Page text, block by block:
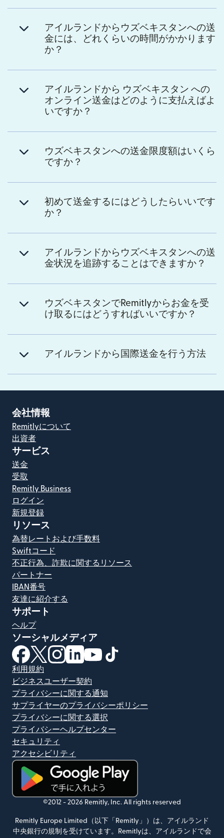
アイルランドからウズベキスタンへの送
金には、どれくらいの時間がかかります
か？
アイルランドから ウズベキスタン への
オンライン送金はどのように支払えばよ
いですか？
ウズベキスタンへの送金限度額はいくら
ですか？
初めて送金するにはどうしたらいいです
か？
アイルランドからウズベキスタンへの送
金状況を追跡することはできますか？
ウズベキスタンでRemitlyからお金を受
け取るにはどうすればいいですか？
アイルランドから国際送金を行う方法
会社情報
Remitlyについて
出資者
サービス
送金
受取
Remitly Business
ログイン
新規登録
リソース
為替レートおよび手数料
Swiftコード
不正行為、詐欺に関するリソース
パートナー
IBAN番号
友達に紹介する
サポート
ヘルプ
ソーシャルメディア
（別ウィンドウで開きます）
（別ウィンドウで開きます）
（別ウィンドウで開きます）
（別ウィンドウで開きます）
（別ウィンドウで開きます）
利用規約
ビジネスユーザー契約
プライバシーに関する通知
サプライヤーのプライバシーポリシー
プライバシーに関する選択
プライバシーヘルプセンター
セキュリティ
アクセシビリティ
（別ウィンドウで開きます）
©2012 - 2026 Remitly, Inc. All rights reserved
Remitly Europe Limited（以下「Remitly」）は、アイルランド
中央銀行の規制を受けています。Remitlyは、アイルランドで会